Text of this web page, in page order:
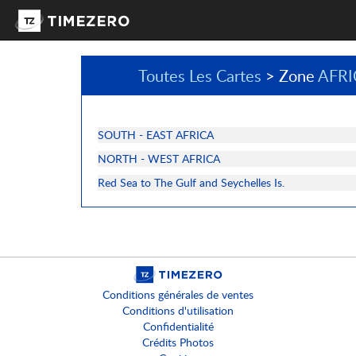
Toutes Les Cartes > Zone
SOUTH - EAST AFRICA
NORTH - WEST AFRICA
Red Sea to The Gulf and Seychelles Is.
Conditions générales de ventes
Conditions d'utilisation
Confidentialité
Crédits Photos